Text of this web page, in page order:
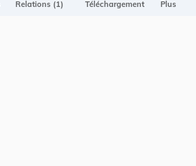
Relations (1) Téléchargement Plus